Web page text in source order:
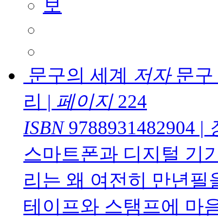
문구의 세계 저자문구
리 | 페이지224
ISBN9788931482904 |
스마트폰과 디지털 기
리는 왜 여전히 만년필
테이프와 스탬프에 마